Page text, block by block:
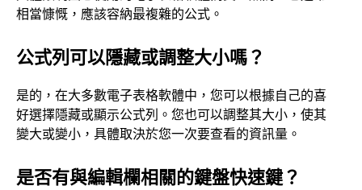
相當慷慨，應該容納最複雜的公式。
公式列可以隱藏或調整大小嗎？
是的，在大多數電子表格軟體中，您可以根據自己的喜
好選擇隱藏或顯示公式列。您也可以調整其大小，使其
變大或變小，具體取決於您一次要查看的資訊量。
是否有與編輯欄相關的鍵盤快速鍵？